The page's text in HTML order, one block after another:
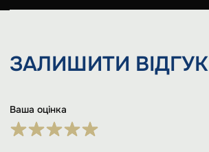
ЗАЛИШИТИ ВІДГУК
Ваша оцінка